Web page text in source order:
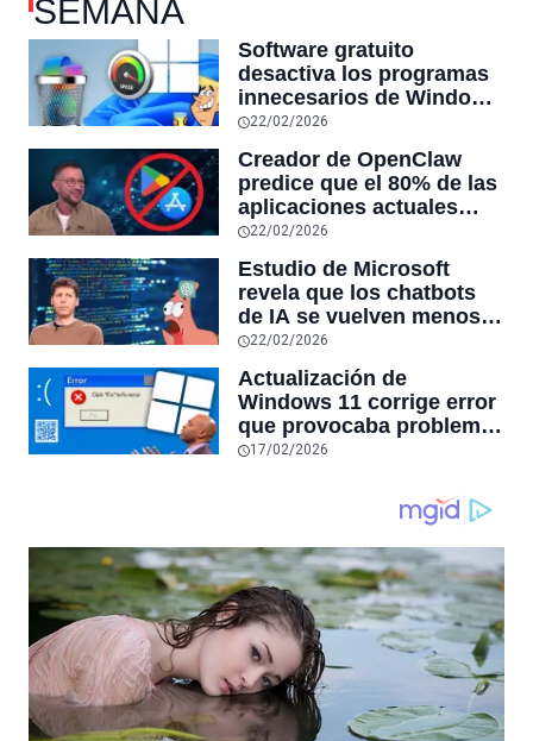
SEMANA
Software gratuito
desactiva los programas
innecesarios de Windows
11 y optimiza el PC,
RAM y mucho más
22/02/2026
Creador de OpenClaw
predice que el 80% de las
aplicaciones actuales
desaparecerán en el
las aplicaciones con
sensores únicos o
conexiones especiales a
hardware
22/02/2026
Estudio de Microsoft
revela que los chatbots
de IA se vuelven menos
confiables mientras más
tiempo hablas con ellos:
la falta de confiabilidad
sube un 112%
22/02/2026
Actualización de
Windows 11 corrige error
que provocaba problemas
al jugar en PC: los
producían desde 2023
17/02/2026